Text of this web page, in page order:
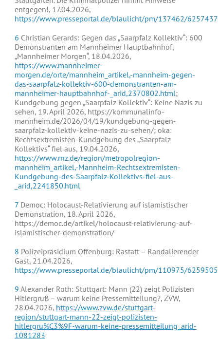
entgegen!, 17.04.2026,
https://www.presseportal.de/blaulicht/pm/137462/6257437
6 Christian Gerards: Gegen das „Saarpfalz Kollektiv“: 600
Demonstranten am Mannheimer Hauptbahnhof,
„Mannheimer Morgen“, 18.04.2026,
https://www.mannheimer-
morgen.de/orte/mannheim_artikel,-mannheim-gegen-
das-saarpfalz-kollektiv-600-demonstranten-am-
mannheimer-hauptbahnhof-_arid,2370802.html;
Kundgebung gegen „Saarpfalz Kollektiv“: Keine Nazis zu
sehen, 19. April 2026, https://kommunalinfo-
mannheim.de/2026/04/19/kundgebung-gegen-
saarpfalz-kollektiv-keine-nazis-zu-sehen/; oka:
Rechtsextremisten-Kundgebung des „Saarpfalz
Kollektivs“ fiel aus, 19.04.2026,
https://www.rnz.de/region/metropolregion-
mannheim_artikel,-Mannheim-Rechtsextremisten-
Kundgebung-des-Saarpfalz-Kollektivs-fiel-aus-
_arid,2241850.html
7Democ: Holocaust-Relativierung auf islamistischer
Demonstration, 18. April 2026,
https://democ.de/artikel/holocaust-relativierung-auf-
islamistischer-demonstration/
8 Polizeipräsidium Offenburg: Rastatt – Randalierender
Gast, 21.04.2026,
https://www.presseportal.de/blaulicht/pm/110975/6259505
9 Alexander Roth: Stuttgart: Mann (22) zeigt Polizisten
Hitlergruß – warum keine Pressemitteilung?, ZVW,
28.04.2026, https://www.zvw.de/stuttgart-
region/stuttgart-mann-22-zeigt-polizisten-
hitlergru%C3%9F-warum-keine-pressemitteilung_arid-
1081283